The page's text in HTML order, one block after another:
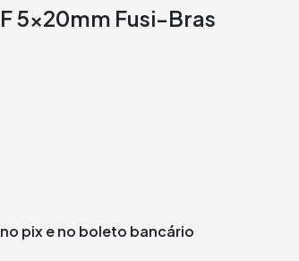
5x20mm Fusi-Bras
pix e no boleto bancário